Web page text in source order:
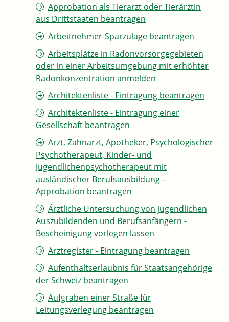
Approbation als Tierarzt oder Tierärztin
aus Drittstaaten beantragen
Arbeitnehmer-Sparzulage beantragen
Arbeitsplätze in Radonvorsorgegebieten
oder in einer Arbeitsumgebung mit erhöhter
Radonkonzentration anmelden
Architektenliste - Eintragung beantragen
Architektenliste - Eintragung einer
Gesellschaft beantragen
Arzt, Zahnarzt, Apotheker, Psychologischer
Psychotherapeut, Kinder- und
Jugendlichenpsychotherapeut mit
ausländischer Berufsausbildung –
Approbation beantragen
Ärztliche Untersuchung von jugendlichen
Auszubildenden und Berufsanfängern -
Bescheinigung vorlegen lassen
Arztregister - Eintragung beantragen
Aufenthaltserlaubnis für Staatsangehörige
der Schweiz beantragen
Aufgraben einer Straße für
Leitungsverlegung beantragen